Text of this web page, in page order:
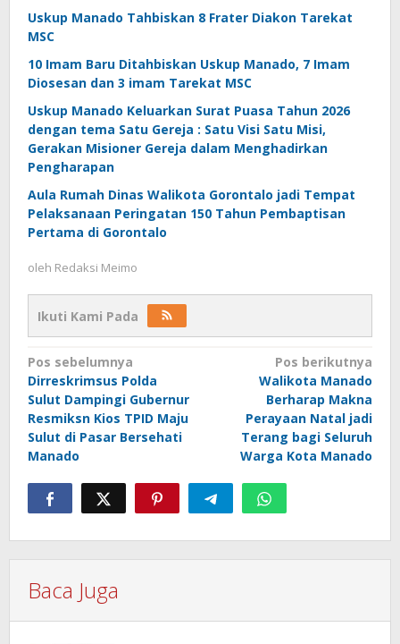
Uskup Manado Tahbiskan 8 Frater Diakon Tarekat
MSC
10 Imam Baru Ditahbiskan Uskup Manado, 7 Imam
Diosesan dan 3 imam Tarekat MSC
Uskup Manado Keluarkan Surat Puasa Tahun 2026
dengan tema Satu Gereja : Satu Visi Satu Misi,
Gerakan Misioner Gereja dalam Menghadirkan
Pengharapan
Aula Rumah Dinas Walikota Gorontalo jadi Tempat
Pelaksanaan Peringatan 150 Tahun Pembaptisan
Pertama di Gorontalo
oleh Redaksi Meimo
Ikuti Kami Pada
Navigasi
pos
Pos sebelumnya
Dirreskrimsus Polda
Sulut Dampingi Gubernur
Resmiksn Kios TPID Maju
Sulut di Pasar Bersehati
Manado
Pos berikutnya
Walikota Manado
Berharap Makna
Perayaan Natal jadi
Terang bagi Seluruh
Warga Kota Manado
Baca Juga